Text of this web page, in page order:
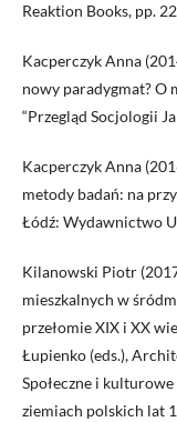
Reaktion Books, pp.
Kacperczyk Anna
nowy paradygmat? O
“Przegląd Socjologii
Kacperczyk Anna
metody badań: na
Łódź: Wydawnictwo
Kilanowski Piotr
mieszkalnych w
przełomie XIX i XX
Łupienko (eds.),
Społeczne i
ziemiach polskich lat